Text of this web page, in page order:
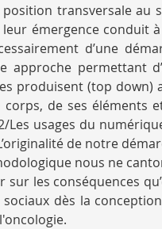
position transversale
émergence conduit
d’une
approche permettant
produisent (top
corps, de ses
usages du
de notre
nous ne
sur les conséquences
dès la